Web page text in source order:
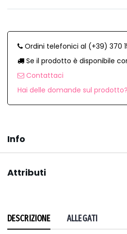
Ordini telefonici al (+39) 370
Se il prodotto è disponibile
Contattaci
Hai delle domande sul
Info
Attributi
DESCRIZIONE ALLEGATI